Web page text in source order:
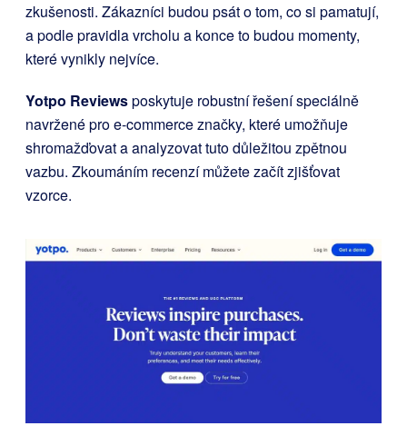
zkušenosti. Zákazníci budou psát o tom, co si pamatují,
a podle pravidla vrcholu a konce to budou momenty,
které vynikly nejvíce.
Yotpo Reviewsposkytuje robustní řešení speciálně
navržené pro e-commerce značky, které umožňuje
shromažďovat a analyzovat tuto důležitou zpětnou
vazbu. Zkoumáním recenzí můžete začít zjišťovat
vzorce.